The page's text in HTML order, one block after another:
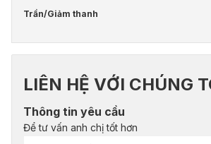
Trần/Giảm thanh
LIÊN HỆ VỚI CHÚNG
Thông tin yêu cầu
Để tư vấn anh chị tốt hơn